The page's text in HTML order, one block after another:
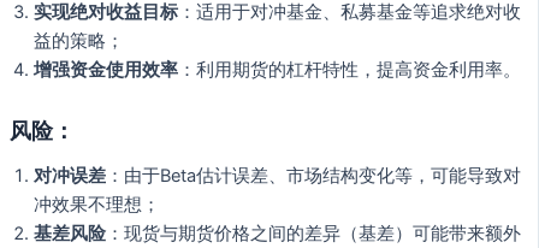
实现绝对收益目标 ：适用于对冲基金、私募基金等追求绝对收
益的策略；
增强资金使用效率 ：利用期货的杠杆特性，提高资金利用率。
风险：
对冲误差 ：由于Beta估计误差、市场结构变化等，可能导致对
冲效果不理想；
基差风险 ：现货与期货价格之间的差异（基差）可能带来额外